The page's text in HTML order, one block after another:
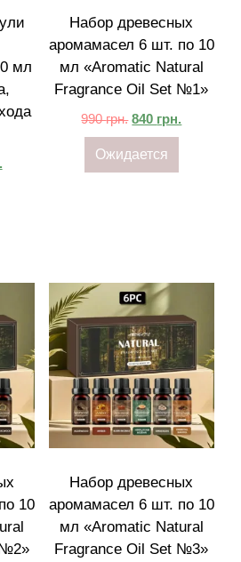
мл
Набор древесных
аромамасел 6 шт. по 10
мл «Aromatic Natural
Fragrance Oil Set №1»
990грн. 840 грн.
Ожидается
10
№2»
Набор древесных
аромамасел 6 шт. по 10
мл «Aromatic Natural
Fragrance Oil Set №3»